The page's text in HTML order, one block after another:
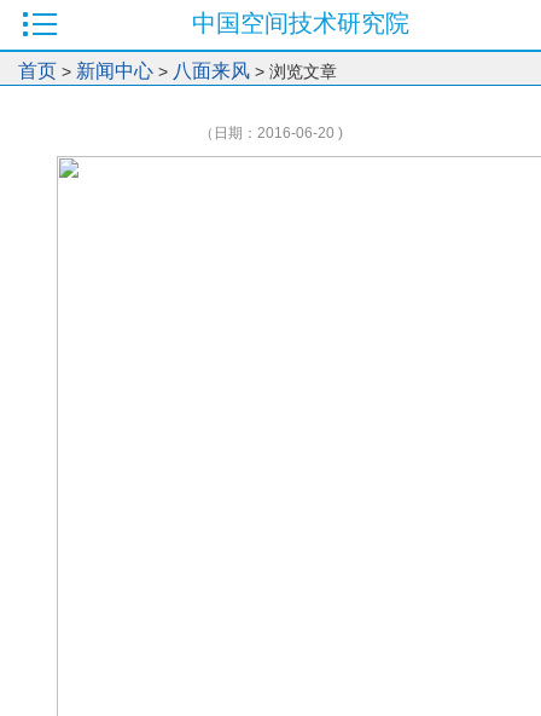
中国空间技术研究院
首页 > 新闻中心 > 八面来风 > 浏览文章
（日期：2016-06-20 )